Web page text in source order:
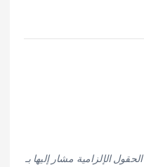
الحقول الإلزامية مشار إليها بـ